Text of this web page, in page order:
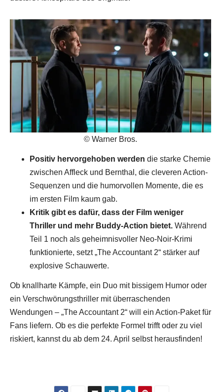
© Warner Bros.
Positiv hervorgehoben werden die starke Chemie
zwischen Affleck und Bernthal, die cleveren Action-
Sequenzen und die humorvollen Momente, die es
im ersten Film kaum gab.
Kritik gibt es dafür, dass der Film weniger
Thriller und mehr Buddy-Action bietet. Während
Teil 1 noch als geheimnisvoller Neo-Noir-Krimi
funktionierte, setzt „The Accountant 2“ stärker auf
explosive Schauwerte.
Ob knallharte Kämpfe, ein Duo mit bissigem Humor oder
ein Verschwörungsthriller mit überraschenden
Wendungen – „The Accountant 2“ will ein Action-Paket für
Fans liefern. Ob es die perfekte Formel trifft oder zu viel
riskiert, kannst du ab dem 24. April selbst herausfinden!